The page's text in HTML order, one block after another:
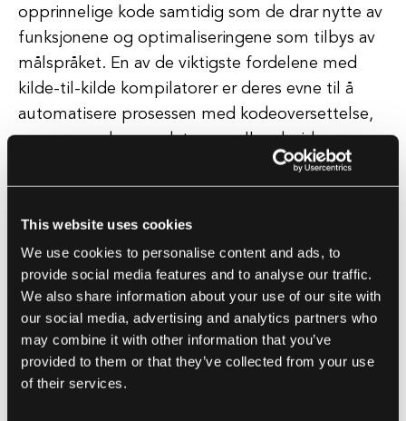
This website uses cookies
We use cookies to personalise content and ads, to
provide social media features and to analyse our traffic.
We also share information about your use of our site with
our social media, advertising and analytics partners who
may combine it with other information that you’ve
provided to them or that they’ve collected from your use
of their services.
opprinnelige kode samtidig som de drar nytte av
funksjonene og optimaliseringene som tilbys av
målspråket. En av de viktigste fordelene med
kilde-til-kilde kompilatorer er deres evne til å
automatisere prosessen med kodeoversettelse,
noe som reduserer det manuelle arbeid som
kreves for å skrive om kode i et annet språk.
Dette kan hjelpe utviklere med å spare tid og
involverer flere programmeringsspråk eller
plattformer. Alt i alt spiller kilde-til-kilde
kompilatorer en avgjørende rolle i moderne
programvareutvikling ved å gjøre det mulig for
utviklere å skrive kode i sitt foretrukne språk
samtidig som de kan målrette mot forskjellige